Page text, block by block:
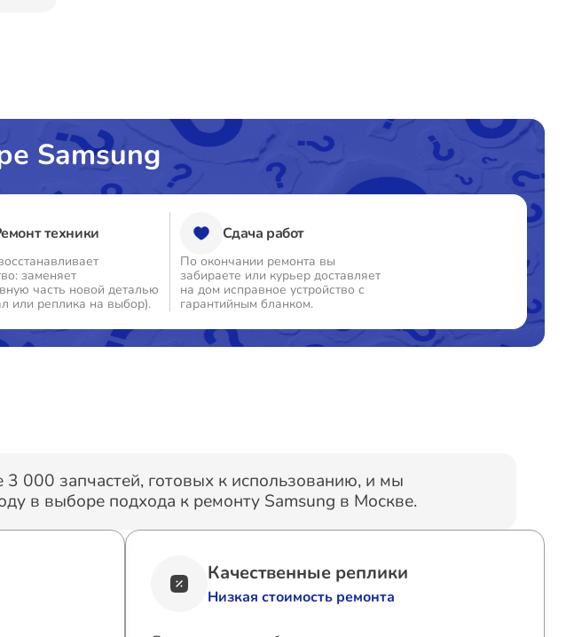
от 120 минут от 1500₽
от 120 минут от 1225₽
от 40 минут
от 120 минут от 3250₽
от 60 минут от 1600₽
от 120 минут от 1490₽
от 60 минут
Samsung
техники
заменяет
часть новой деталью
или реплика на выбор).
Сдача работ
По окончании ремонта вы
забираете или курьер доставляет
на дом исправное устройство с
гарантийным бланком.
000 запчастей, готовых к использованию, и мы
в выборе подхода к ремонту Samsung в Москве.
Качественные реплики
Низкая стоимость ремонта